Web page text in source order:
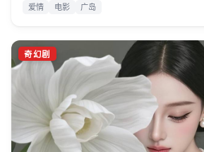
爱情 电影 广岛
奇幻剧